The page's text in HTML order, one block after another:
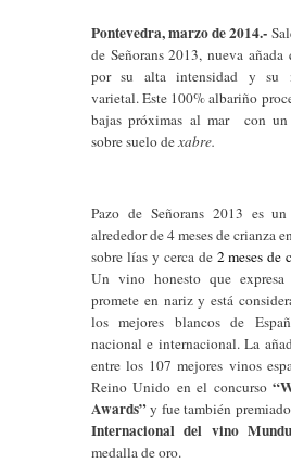
n
Pontevedra, marzo de 2014.-
de Señorans 2013, nueva añada
por su alta intensidad y su
varietal. Este 100% albariño
bajas próximas al mar con
sobre suelo dexabre.
Pazo de Señorans 2013 es
alrededor de 4 meses de crianza
sobre lías y cerca de 2 meses de
Un vino honesto que
promete en nariz y está
los mejores blancos de
nacional e internacional. La
entre los 107 mejores vinos
Reino Unido en el concurso
Awards”y fue también
Internacional del vino
medalla de oro.